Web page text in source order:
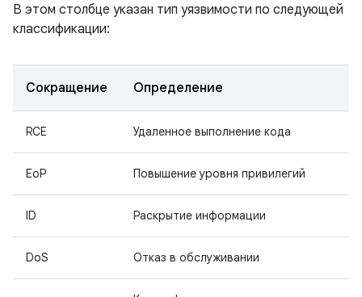
В этом столбце указан тип уязвимости по следующей
классификации:
Сокращение Определение
RCE Удаленное выполнение кода
EoP Повышение уровня привилегий
ID Раскрытие информации
DoS Отказ в обслуживании